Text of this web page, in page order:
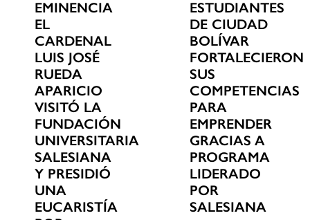
EMINENCIA
EL
CARDENAL
LUIS JOSÉ
RUEDA
APARICIO
VISITÓ LA
FUNDACIÓN
UNIVERSITARIA
SALESIANA
Y PRESIDIÓ
UNA
EUCARISTÍA
ESTUDIANTES
DE CIUDAD
BOLÍVAR
FORTALECIERON
SUS
COMPETENCIAS
PARA
EMPRENDER
GRACIAS A
PROGRAMA
LIDERADO
POR
SALESIANA